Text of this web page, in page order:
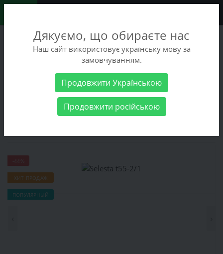
+38 (068) 486-90-09
+38 (093) 486-90-09
Женские товары Женская обувь Кроссовки
ХИТ ПРОДАЖ
ПОПУЛЯРНЫЙ
Дякуємо, що обираєте нас
Наш сайт використовує українську мову за
замовчуванням.
Продовжити Українською
Продовжити російською